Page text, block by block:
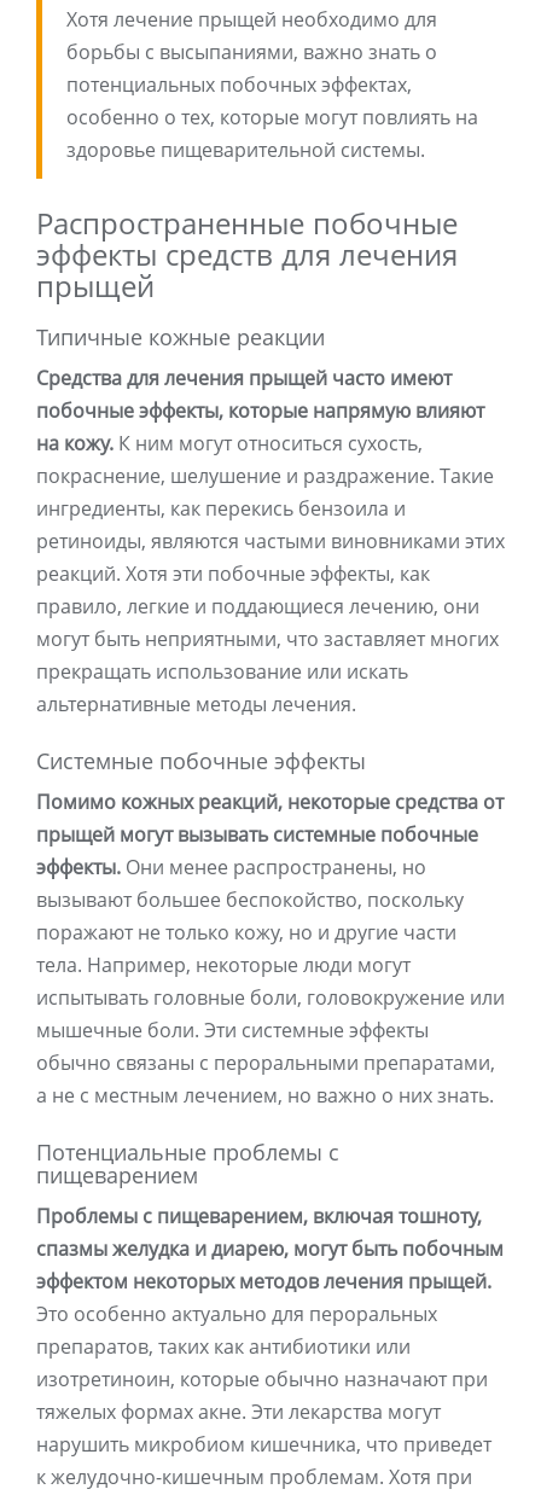
Хотя лечение прыщей необходимо для
борьбы с высыпаниями, важно знать о
потенциальных побочных эффектах,
особенно о тех, которые могут повлиять на
здоровье пищеварительной системы.
Распространенные побочные
эффекты средств для лечения
прыщей
Типичные кожные реакции
Средства для лечения прыщей часто имеют
побочные эффекты, которые напрямую влияют
на кожу. К ним могут относиться сухость,
покраснение, шелушение и раздражение. Такие
ингредиенты, как перекись бензоила и
ретиноиды, являются частыми виновниками этих
реакций. Хотя эти побочные эффекты, как
правило, легкие и поддающиеся лечению, они
могут быть неприятными, что заставляет многих
прекращать использование или искать
альтернативные методы лечения.
Системные побочные эффекты
Помимо кожных реакций, некоторые средства от
прыщей могут вызывать системные побочные
эффекты. Они менее распространены, но
вызывают большее беспокойство, поскольку
поражают не только кожу, но и другие части
тела. Например, некоторые люди могут
испытывать головные боли, головокружение или
мышечные боли. Эти системные эффекты
обычно связаны с пероральными препаратами,
а не с местным лечением, но важно о них знать.
Потенциальные проблемы с
пищеварением
Проблемы с пищеварением, включая тошноту,
спазмы желудка и диарею, могут быть побочным
эффектом некоторых методов лечения прыщей.
Это особенно актуально для пероральных
препаратов, таких как антибиотики или
изотретиноин, которые обычно назначают при
тяжелых формах акне. Эти лекарства могут
нарушить микробиом кишечника, что приведет
к желудочно-кишечным проблемам. Хотя при